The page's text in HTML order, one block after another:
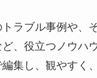
ラブル事例や、
、役立つノウハ
集し、観やすく